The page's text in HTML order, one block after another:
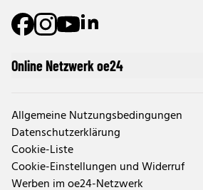
Online Netzwerk oe24
Allgemeine Nutzungsbedingungen
Datenschutzerklärung
Cookie-Liste
Cookie-Einstellungen und Widerruf
Werben im oe24-Netzwerk